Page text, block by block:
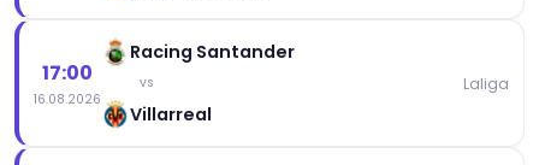
17:00
16.08.2026
Racing Santander
vs
Villarreal
Laliga